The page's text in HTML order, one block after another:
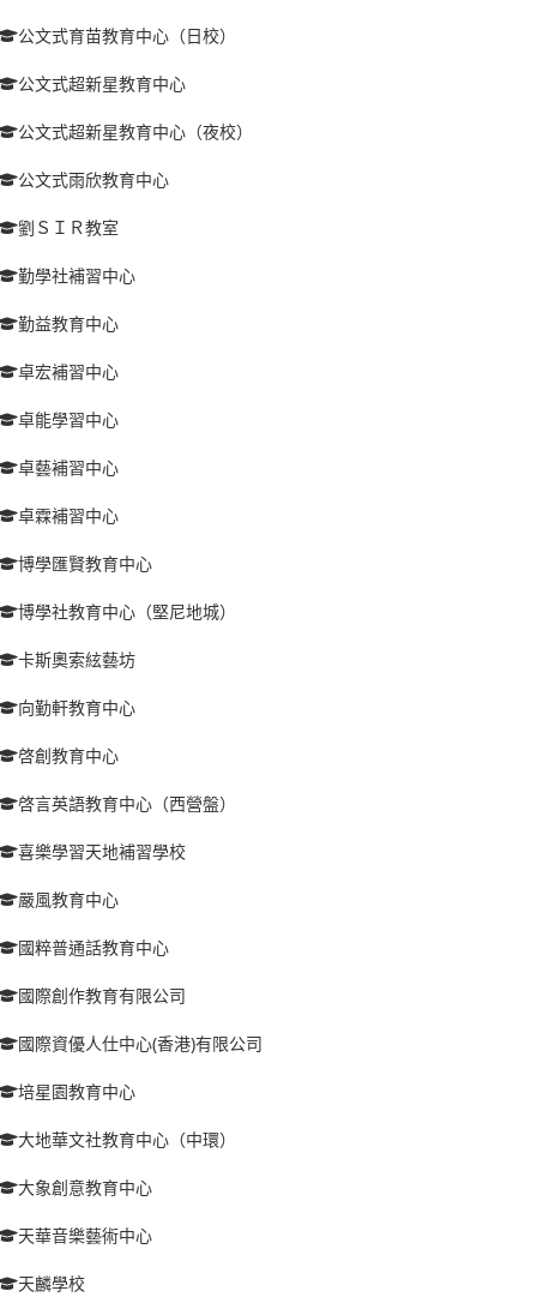
公文式育苗教育中心（日校）
公文式超新星教育中心
公文式超新星教育中心（夜校）
公文式雨欣教育中心
劉ＳＩＲ教室
勤學社補習中心
勤益教育中心
卓宏補習中心
卓能學習中心
卓藝補習中心
卓霖補習中心
博學匯賢教育中心
博學社教育中心（堅尼地城）
卡斯奧索絃藝坊
向勤軒教育中心
啓創教育中心
啓言英語教育中心（西營盤）
喜樂學習天地補習學校
嚴風教育中心
國粹普通話教育中心
國際創作教育有限公司
國際資優人仕中心(香港)有限公司
培星園教育中心
大地華文社教育中心（中環）
大象創意教育中心
天華音樂藝術中心
天麟學校